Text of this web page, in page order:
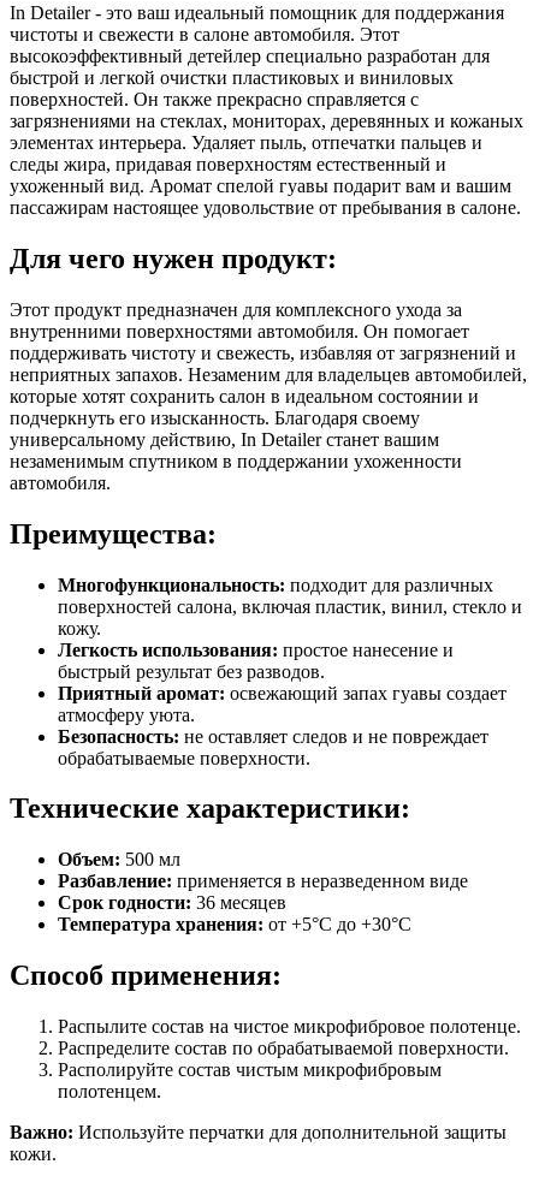
In Detailer - это ваш идеальный помощник для поддержания
чистоты и свежести в салоне автомобиля. Этот
высокоэффективный детейлер специально разработан для
быстрой и легкой очистки пластиковых и виниловых
поверхностей. Он также прекрасно справляется с
загрязнениями на стеклах, мониторах, деревянных и кожаных
элементах интерьера. Удаляет пыль, отпечатки пальцев и
следы жира, придавая поверхностям естественный и
ухоженный вид. Аромат спелой гуавы подарит вам и вашим
пассажирам настоящее удовольствие от пребывания в салоне.
Для чего нужен продукт:
Этот продукт предназначен для комплексного ухода за
внутренними поверхностями автомобиля. Он помогает
поддерживать чистоту и свежесть, избавляя от загрязнений и
неприятных запахов. Незаменим для владельцев автомобилей,
которые хотят сохранить салон в идеальном состоянии и
подчеркнуть его изысканность. Благодаря своему
универсальному действию, In Detailer станет вашим
незаменимым спутником в поддержании ухоженности
автомобиля.
Преимущества:
Многофункциональность: подходит для различных
поверхностей салона, включая пластик, винил, стекло и
кожу.
Легкость использования: простое нанесение и
быстрый результат без разводов.
Приятный аромат: освежающий запах гуавы создает
атмосферу уюта.
Безопасность: не оставляет следов и не повреждает
обрабатываемые поверхности.
Технические характеристики:
Объем: 500 мл
Разбавление: применяется в неразведенном виде
Срок годности: 36 месяцев
Температура хранения: от +5°C до +30°C
Способ применения:
Распылите состав на чистое микрофибровое полотенце.
Распределите состав по обрабатываемой поверхности.
Располируйте состав чистым микрофибровым
полотенцем.
Важно: Используйте перчатки для дополнительной защиты
кожи.